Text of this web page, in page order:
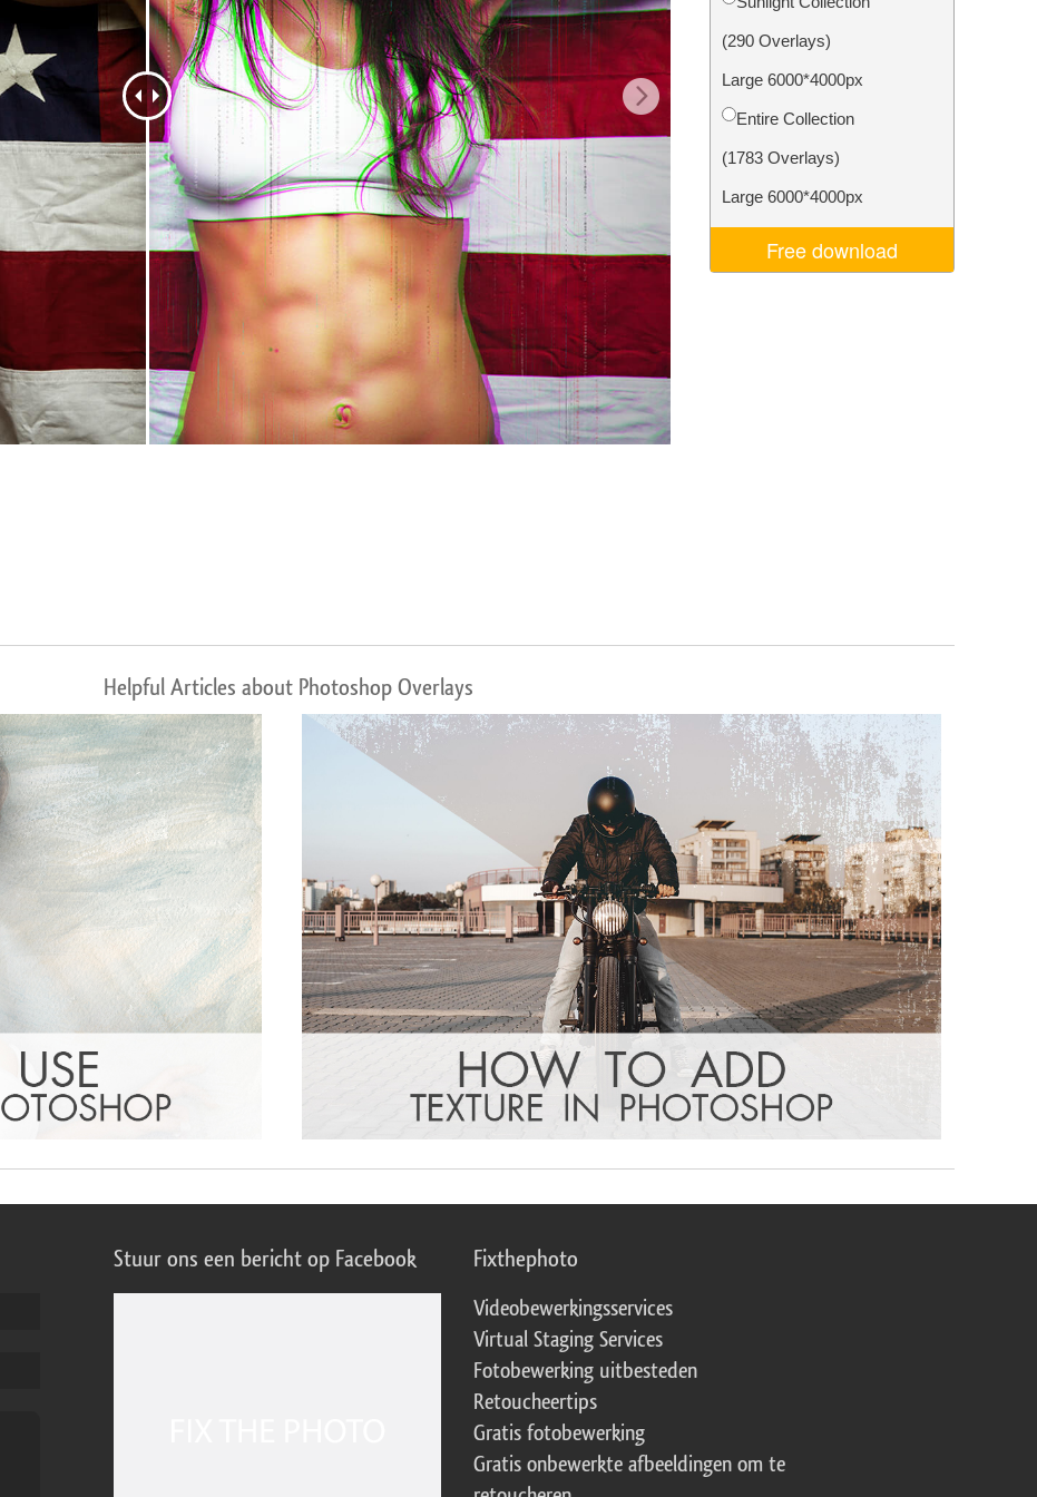
Productfoto's bewerken Sieraden Fotobewerking AI-trainingsgegevens Video Editing Services
(290 Overlays)
Large 6000*4000px
Entire Collection
(1783 Overlays)
Large 6000*4000px
Free download
Helpful Articles about Photoshop Overlays
Stuur ons een bericht op Facebook Fixthephoto
Videobewerkingsservices
Virtual Staging Services
Fotobewerking uitbesteden
Retoucheertips
Gratis fotobewerking
Gratis onbewerkte afbeeldingen om te